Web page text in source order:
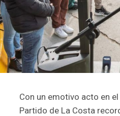
Con un emotivo acto en
Partido de La Costa